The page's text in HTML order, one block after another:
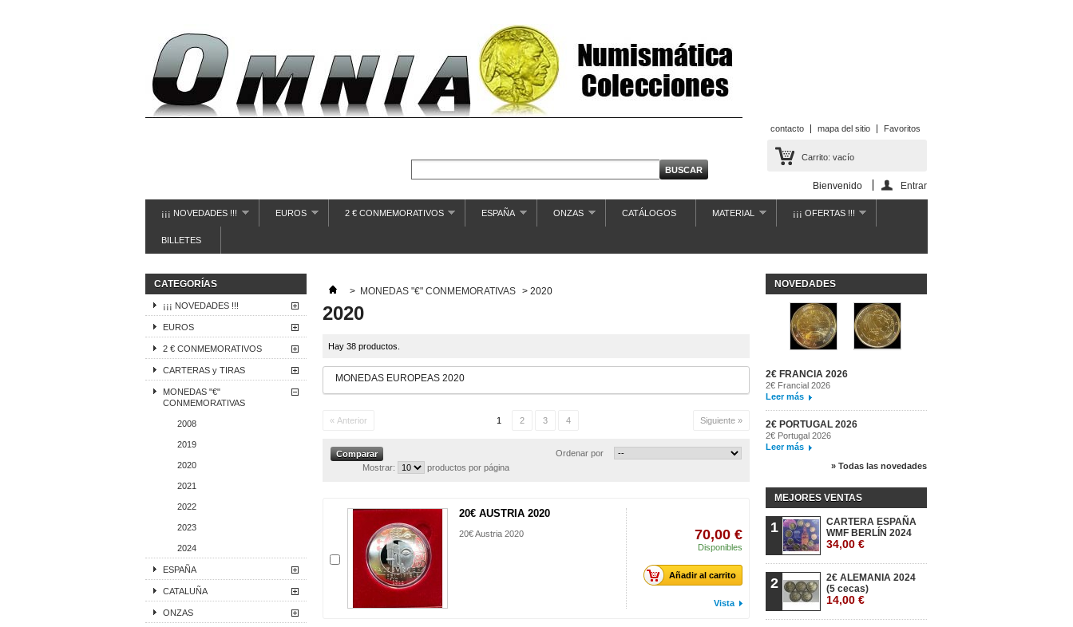
contacto mapa del sitio Favoritos
Carrito: vacío
Bienvenido Entrar
¡¡¡ NOVEDADES !!! EUROS 2 € CONMEMORATIVOS ESPAÑA ONZAS CATÁLOGOS MATERIAL ¡¡¡ OFERTAS !!!
BILLETES
CATEGORÍAS
¡¡¡ NOVEDADES !!!
EUROS
2 € CONMEMORATIVOS
CARTERAS y TIRAS
MONEDAS "€"
CONMEMORATIVAS
2008
2019
2020
2021
2022
2023
2024
ESPAÑA
CATALUÑA
ONZAS
> MONEDAS "€" CONMEMORATIVAS > 2020
2020
Hay 38 productos.
MONEDAS EUROPEAS 2020
« Anterior 1 2 3 4 Siguiente »
Ordenar por
Mostrar:
productos por página
20€ AUSTRIA 2020
20€ Austria 2020 70,00 €
Disponibles
Añadir al carrito
Vista
NOVEDADES
2€ FRANCIA 2026
2€ Francial 2026
Leer más
2€ PORTUGAL 2026
2€ Portugal 2026
Leer más
» Todas las novedades
MEJORES VENTAS
1
CARTERA ESPAÑA
WMF BERLÍN 2024
34,00 €
2
2€ ALEMANIA 2024
(5 cecas)
14,00 €